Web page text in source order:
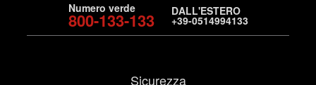
Numero verde
800-133-133 DALL'ESTERO
+39-0514994133
Sicurezza